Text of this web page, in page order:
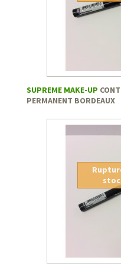
SUPREME MAKE-UP
PERMANENT BORDEAUX